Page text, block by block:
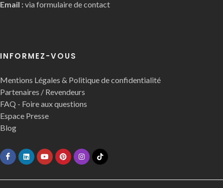
Email :via formulaire de contact
INFORMEZ-VOUS
Mentions Légales & Politique de confidentialité
Partenaires / Revendeurs
FAQ - Foire aux questions
Espace Presse
Blog